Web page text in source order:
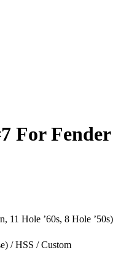
For Fender
11 Hole ’60s, 8 Hole ’50s)
/ HSS / Custom